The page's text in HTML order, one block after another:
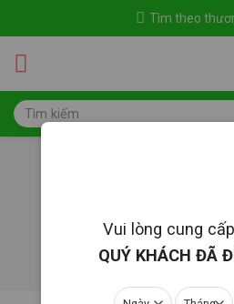
Tìm theo
Tìm
kiếm:
LỌC
Vui lòng cung
QUÝ KHÁCH ĐÃ